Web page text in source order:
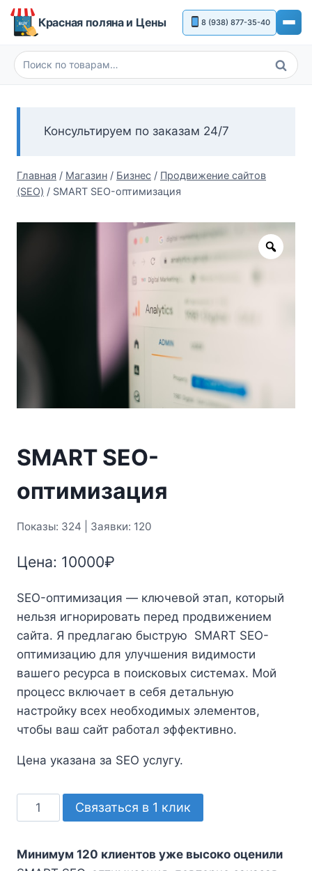
Перейти
Красная поляна и Цены 8 (938) 877-35-40
Искать:
Поиск
Консультируем по заказам 24/7
Главная / Магазин / Бизнес / Продвижение сайтов
(SEO) / SMART SEO-оптимизация
Zoom
SMART SEO-
оптимизация
Показы: 324 | Заявки: 120
Цена: 10000₽
SEO-оптимизация — ключевой этап, который
нельзя игнорировать перед продвижением
сайта. Я предлагаю быструю SMART SEO-
оптимизацию для улучшения видимости
вашего ресурса в поисковых системах. Мой
процесс включает в себя детальную
настройку всех необходимых элементов,
чтобы ваш сайт работал эффективно.
Цена указана за SEO услугу.
Количество
товара
SEO-
Связаться в 1 клик
Минимум 120 клиентов уже высоко оценили